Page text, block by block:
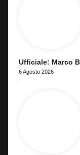
Ufficiale: Marco
6 Agosto 2026